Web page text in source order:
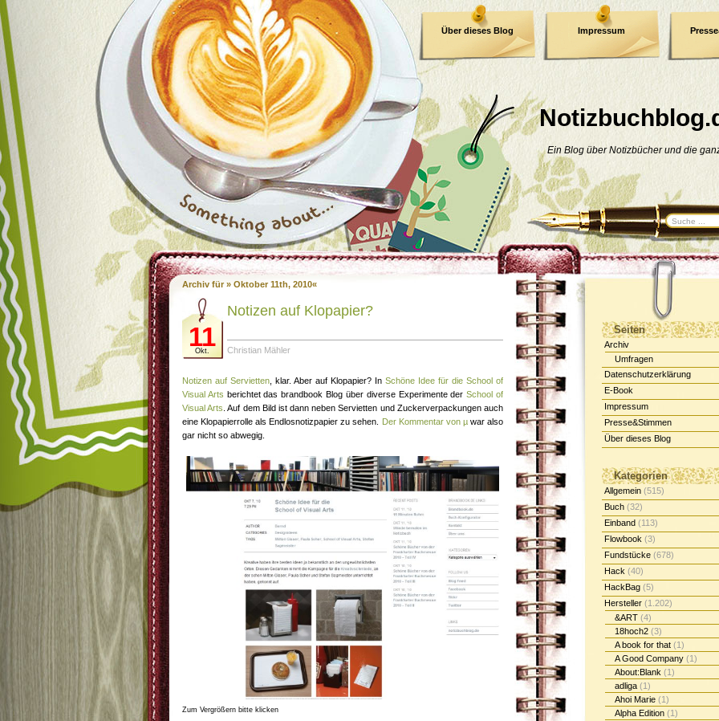
Ein Blog über Notizbücher und die
Über dieses Blog Impressum
Datenschutzerklärung
Archiv für » Oktober 11th, 2010«
11
Okt.
Notizen auf Klopapier?
Christian Mähler
Notizen auf Servietten , klar. Aber auf Klopapier? In Schöne Idee für die School of
Visual Arts berichtet das brandbook Blog über diverse Experimente derSchool of
Visual Arts . Auf dem Bild ist dann neben Servietten und Zuckerverpackungen auch
eine Klopapierrolle als Endlosnotizpapier zu sehen.
Der Kommentar von µwar also
gar nicht so abwegig.
Zum Vergrößern bitte klicken
Seiten
Archiv
Umfragen
Datenschutzerklärung
E-Book
Impressum
Presse&Stimmen
Über dieses Blog
Kategorien
Allgemein (515)
Buch (32)
Einband (113)
Flowbook (3)
Fundstücke (678)
Hack (40)
HackBag (5)
Hersteller (1.202)
&ART (4)
18hoch2 (3)
A book for that (1)
A Good Company (1)
About:Blank (1)
adliga (1)
Ahoi Marie (1)
Alpha Edition (1)